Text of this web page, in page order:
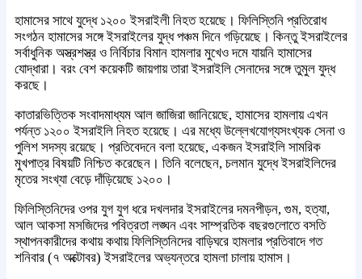
হামাসের সাথে যুদ্ধে ১২০০ ইসরাইলী নিহত হয়েছে। ফিলিস্তিনি প্রতিরোধ
সংগঠন হামাসের সঙ্গে ইসরাইলের যুদ্ধ পঞ্চম দিনে গড়িয়েছে। কিন্তু ইসরাইলের
সর্বাধুনিক অস্ত্রশস্ত্র ও নির্বিচার বিমান হামলার মুখেও দমে যায়নি হামাসের
যোদ্ধারা। বরং বেশ কয়েকটি জায়গায় তারা ইসরাইলি সেনাদের সঙ্গে তুমুল যুদ্ধ
করছে।
কাতারভিত্তিক সংবাদমাধ্যম আল জাজিরা জানিয়েছে, হামাসের হামলায় এখন
পর্যন্ত ১২০০ ইসরাইলি নিহত হয়েছে। এর মধ্যে উল্লেখযোগ্যসংখ্যক সেনা ও
পুলিশ সদস্য রয়েছে। প্রতিবেদনে বলা হয়েছে, একজন ইসরাইলি সামরিক
মুখপাত্র বিষয়টি নিশ্চিত করেছেন। তিনি বলেছেন, চলমান যুদ্ধে ইসরাইলিদের
মৃতের সংখ্যা বেড়ে দাঁড়িয়েছে ১২০০।
ফিলিস্তিনিদের ওপর যুগ যুগ ধরে দখলদার ইসরাইলের দমনপীড়ন, গুম, হত্যা,
আল আকসা মসজিদের পবিত্রতা লঙ্ঘন এবং সাম্প্রতিক বছরগুলোতে বসতি
স্থাপনকারীদের কথায় কথায় ফিলিস্তিনিদের বাড়িঘরে হামলার প্রতিবাদে গত
শনিবার (৭ অক্টোবর) ইসরাইলের অভ্যন্তরে হামলা চালায় হামাস।